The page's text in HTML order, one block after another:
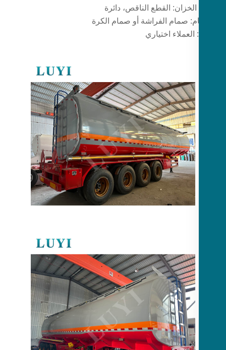
القطع الناقص، دائرة
صمام الفراشة أو صمام الكرة
العملاء اختياري